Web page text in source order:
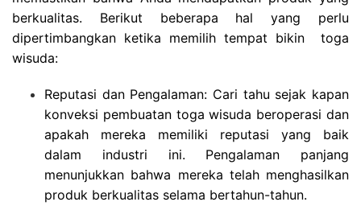
berkualitas. Berikut beberapa hal yang perlu
dipertimbangkan ketika memilih tempat bikin toga
wisuda:
Reputasi dan Pengalaman: Cari tahu sejak kapan
konveksi pembuatan toga wisuda beroperasi dan
apakah mereka memiliki reputasi yang baik
dalam industri ini. Pengalaman panjang
menunjukkan bahwa mereka telah menghasilkan
produk berkualitas selama bertahun-tahun.